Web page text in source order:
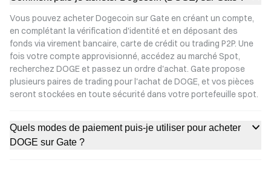
Vous pouvez acheter Dogecoin sur Gate en créant un compte,
en complétant la vérification d'identité et en déposant des
fonds via virement bancaire, carte de crédit ou trading P2P. Une
fois votre compte approvisionné, accédez au marché Spot,
recherchez DOGE et passez un ordre d'achat. Gate propose
plusieurs paires de trading pour l'achat de DOGE, et vos pièces
seront stockées en toute sécurité dans votre portefeuille spot.
Quels modes de paiement puis-je utiliser pour acheter
DOGE sur Gate ?